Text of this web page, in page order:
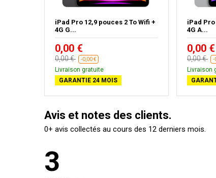
iPad Pro 12,9 pouces 2 To Wifi +
4G G...
0,00 €
0,00 € -0,00 €
Livraison gratuite
GARANTIE 24 MOIS
iPad Pro
4G A...
0,00 €
0,00 € -
Livraison
Avis et notes des clients.
0+ avis collectés au cours des 12 derniers mois.
3